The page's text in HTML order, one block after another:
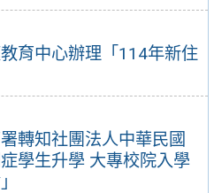
育中心辦理「114年新住
轉知社團法人中華民國
學生升學 大專校院入學